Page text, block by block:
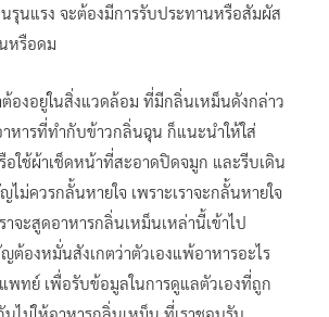
รุนแรง จะต้องมีการรับประทานหรือสัมผัส
หรือดม
ต้องอยู่ในสิ่งแวดล้อม ที่มีกลิ่นเหม็นดังกล่าว
หารที่ทำกับข้าวกลิ่นฉุน ก็แนะนำให้ใส่
ใช้ผ้าเช็ดหน้าที่สะอาดปิดจมูก และรีบเดิน
ไม่ควรกลั้นหายใจ เพราะเราจะกลั้นหายใจ
าจะสูดอาหารกลิ่นเหม็นเหล่านี้เข้าไป
ต้องหมั่นสังเกตว่าตัวเองแพ้อาหารอะไร
พทย์ เพื่อรับข้อมูลในการดูแลตัวเองที่ถูก